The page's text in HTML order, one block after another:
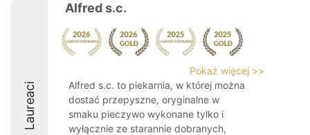
Laureaci
Alfred s.c.
Pokaż więcej >>
Alfred s.c. to piekarnia, w której można
dostać przepyszne, oryginalne w
smaku pieczywo wykonane tylko i
wyłącznie ze starannie dobranych,